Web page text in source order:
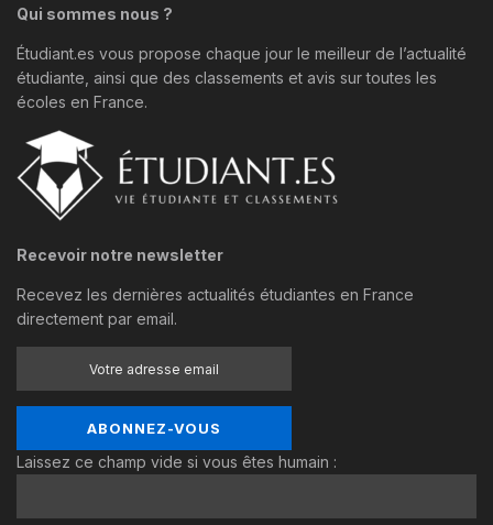
Qui sommes nous ?
Étudiant.es vous propose chaque jour le meilleur de l’actualité
étudiante, ainsi que des classements et avis sur toutes les
écoles en France.
Recevoir notre newsletter
Recevez les dernières actualités étudiantes en France
directement par email.
Laissez ce champ vide si vous êtes humain :